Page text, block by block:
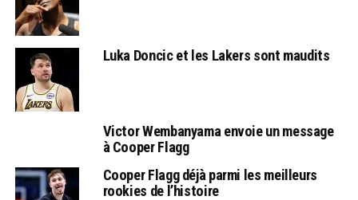
Luka Doncic et les Lakers sont maudits
Victor Wembanyama envoie un message
à Cooper Flagg
Cooper Flagg déjà parmi les meilleurs
rookies de l’histoire